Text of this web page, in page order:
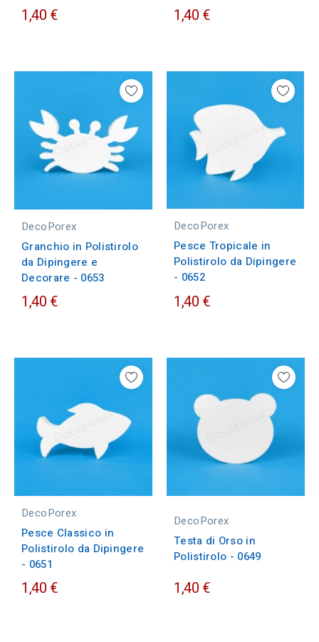
1,40 € 1,40 €
DecoPorex
Granchio in Polistirolo
da Dipingere e
Decorare - 0653
1,40 €
DecoPorex
Pesce Tropicale in
Polistirolo da Dipingere
- 0652
1,40 €
DecoPorex
Pesce Classico in
Polistirolo da Dipingere
- 0651
1,40 €
DecoPorex
Testa di Orso in
Polistirolo - 0649
1,40 €